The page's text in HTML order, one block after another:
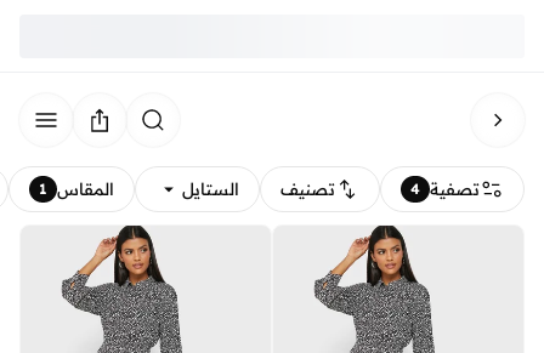
تصفية 4 تصنيف الستايل المقاس 1